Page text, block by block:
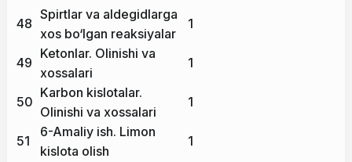
48
Spirtlar va aldegidlarga
xos bo‘lgan reaksiyalar
1
49
Ketonlar. Olinishi va
xossalari
1
50
Karbon kislotalar.
Olinishi va xossalari
1
51
6-Amaliy ish. Limon
kislota olish
1